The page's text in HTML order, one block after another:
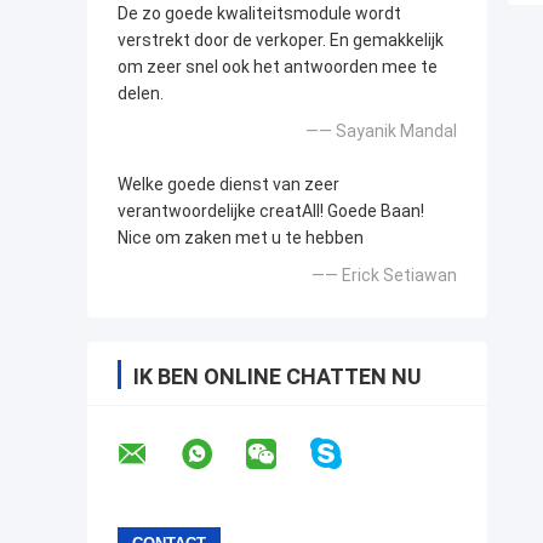
De zo goede kwaliteitsmodule wordt
verstrekt door de verkoper. En gemakkelijk
om zeer snel ook het antwoorden mee te
delen.
—— Sayanik Mandal
Welke goede dienst van zeer
verantwoordelijke creatAll! Goede Baan!
Nice om zaken met u te hebben
—— Erick Setiawan
IK BEN ONLINE CHATTEN NU